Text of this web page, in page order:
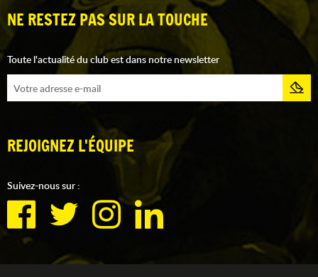
NE RESTEZ PAS SUR LA TOUCHE
Toute l'actualité du club est dans notre newsletter
REJOIGNEZ L'ÉQUIPE
Suivez-nous sur :